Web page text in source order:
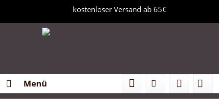
kostenloser Versand ab 65€
Menü